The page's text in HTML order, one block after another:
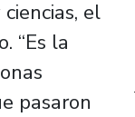
el
“Es la
pasaron